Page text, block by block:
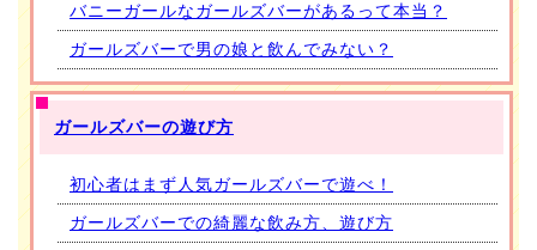
バニーガールなガールズバーがあるって本当？
ガールズバーで男の娘と飲んでみない？
ガールズバーの遊び方
初心者はまず人気ガールズバーで遊べ！
ガールズバーでの綺麗な飲み方、遊び方